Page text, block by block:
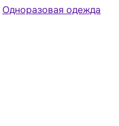
Одноразовая одежда